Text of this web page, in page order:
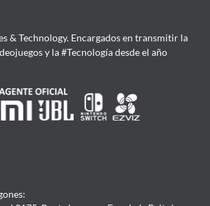
& Technology. Encargados en transmitir la
y la #Tecnología desde el año